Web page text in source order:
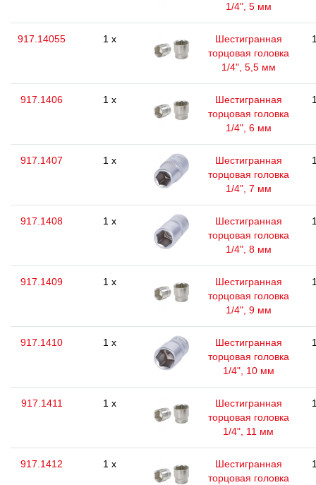
1/4", 5 мм
917.14055 1 x
Шестигранная
торцовая головка
1/4", 5,5 мм
917.1406 1 x
Шестигранная
торцовая головка
1/4", 6 мм
917.1407 1 x
Шестигранная
торцовая головка
1/4", 7 мм
917.1408 1 x
Шестигранная
торцовая головка
1/4", 8 мм
917.1409 1 x
Шестигранная
торцовая головка
1/4", 9 мм
917.1410 1 x
Шестигранная
торцовая головка
1/4", 10 мм
917.1411 1 x
Шестигранная
торцовая головка
1/4", 11 мм
917.1412 1 x
Шестигранная
торцовая головка